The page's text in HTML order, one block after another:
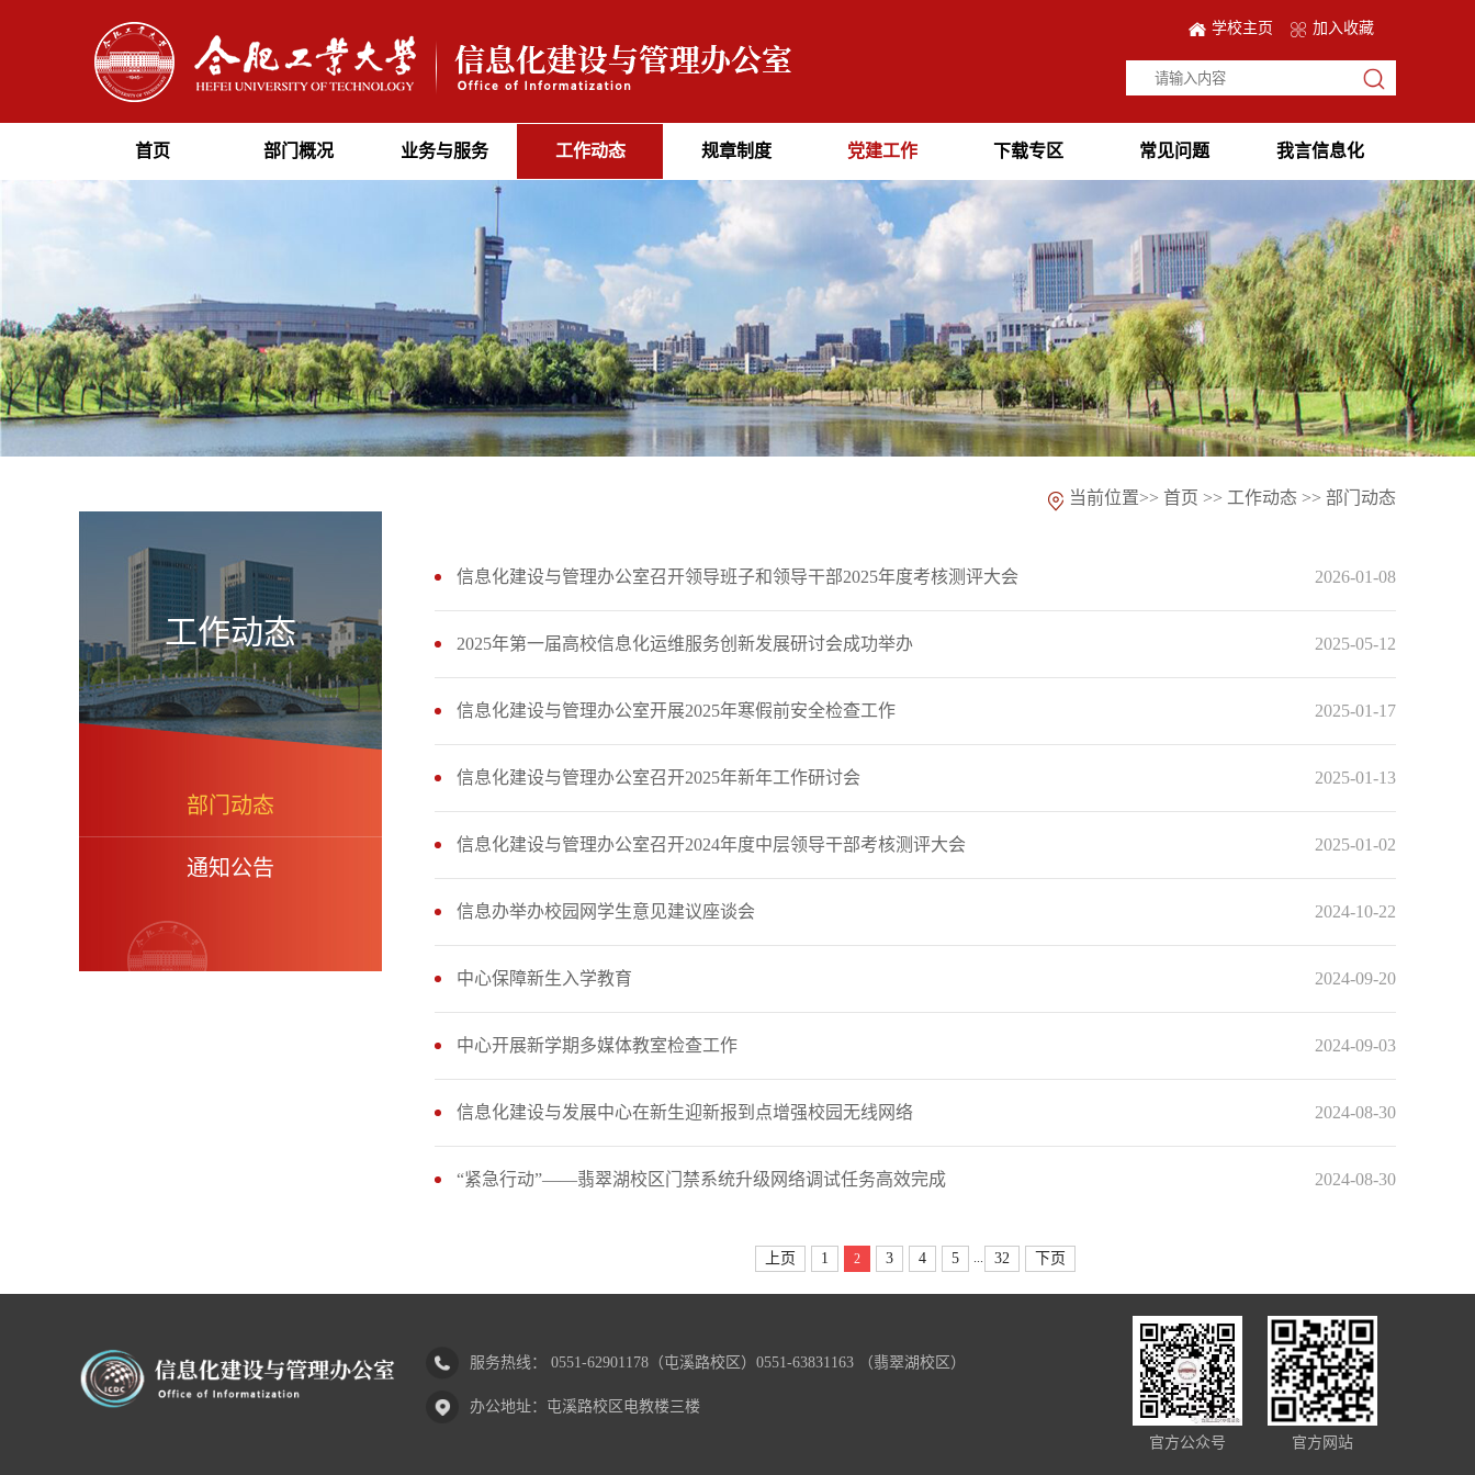
学校主页 加入收藏
首页 部门概况 业务与服务 工作动态 规章制度 党建工作 下载专区 常见问题 我言信息化
工作动态
部门动态
通知公告
当前位置>> 首页 >> 工作动态 >> 部门动态
信息化建设与管理办公室召开领导班子和领导干部2025年度考核测评大会 2026-01-08
2025年第一届高校信息化运维服务创新发展研讨会成功举办 2025-05-12
信息化建设与管理办公室开展2025年寒假前安全检查工作 2025-01-17
信息化建设与管理办公室召开2025年新年工作研讨会 2025-01-13
信息化建设与管理办公室召开2024年度中层领导干部考核测评大会 2025-01-02
信息办举办校园网学生意见建议座谈会 2024-10-22
中心保障新生入学教育 2024-09-20
中心开展新学期多媒体教室检查工作 2024-09-03
信息化建设与发展中心在新生迎新报到点增强校园无线网络 2024-08-30
“紧急行动”——翡翠湖校区门禁系统升级网络调试任务高效完成 2024-08-30
上页 1 2 3 4 5 32 下页
服务热线： 0551-62901178（屯溪路校区）0551-63831163 （翡翠湖校区）
办公地址：屯溪路校区电教楼三楼
官方公众号 官方网站